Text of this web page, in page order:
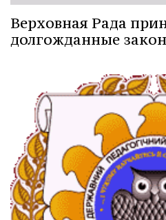
Верховная Рада
долгожданные